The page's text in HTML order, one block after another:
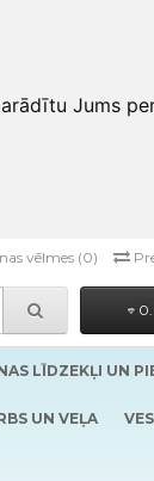
Jums
vēlmes (0)
LĪDZEKĻI UN
UN VEĻA